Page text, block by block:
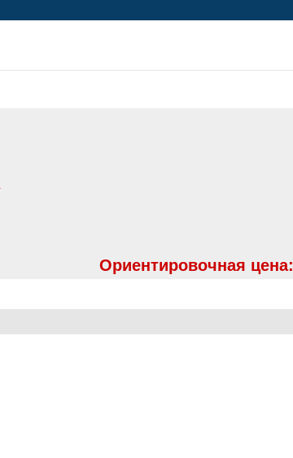
Ориентировочная цена: